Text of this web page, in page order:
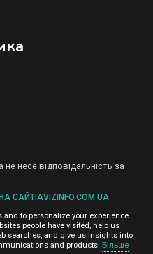
несе відповідальність за
зареєстрованих користувачів
відповідаємо за правила
AvizInfo.com.ua. На
реклама Google
детальніше про
САЙТІAVIZINFO.COM.UA
and to personalize your experience
people have visited, help us
searches, and give us insights into
and products. Більше